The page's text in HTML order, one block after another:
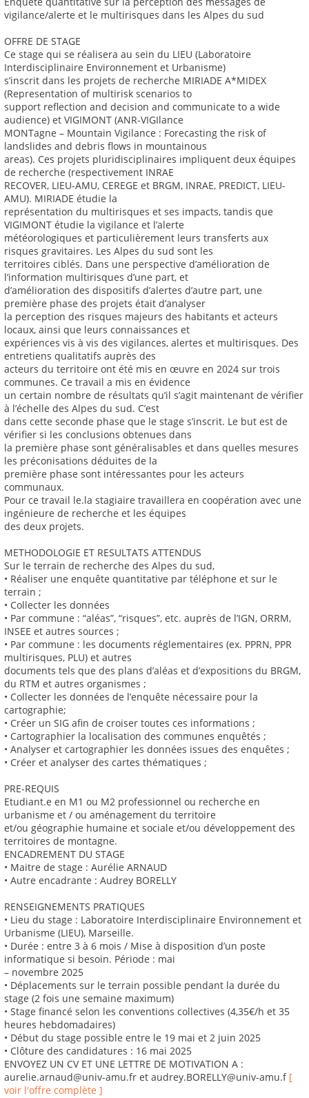
vigilance/alerte et le multirisques dans les Alpes du sud
OFFRE DE STAGE
Ce stage qui se réalisera au sein du LIEU (Laboratoire
Interdisciplinaire Environnement et Urbanisme)
s’inscrit dans les projets de recherche MIRIADE A*MIDEX
(Representation of multirisk scenarios to
support reflection and decision and communicate to a wide
audience) et VIGIMONT (ANR-VIGIlance
MONTagne – Mountain Vigilance : Forecasting the risk of
landslides and debris flows in mountainous
areas). Ces projets pluridisciplinaires impliquent deux équipes
de recherche (respectivement INRAE
RECOVER, LIEU-AMU, CEREGE et BRGM, INRAE, PREDICT, LIEU-
AMU). MIRIADE étudie la
représentation du multirisques et ses impacts, tandis que
VIGIMONT étudie la vigilance et l’alerte
météorologiques et particulièrement leurs transferts aux
risques gravitaires. Les Alpes du sud sont les
territoires ciblés. Dans une perspective d’amélioration de
l’information multirisques d’une part, et
d’amélioration des dispositifs d’alertes d’autre part, une
première phase des projets était d’analyser
la perception des risques majeurs des habitants et acteurs
locaux, ainsi que leurs connaissances et
expériences vis à vis des vigilances, alertes et multirisques. Des
entretiens qualitatifs auprès des
acteurs du territoire ont été mis en œuvre en 2024 sur trois
communes. Ce travail a mis en évidence
un certain nombre de résultats qu’il s’agit maintenant de vérifier
à l’échelle des Alpes du sud. C’est
dans cette seconde phase que le stage s’inscrit. Le but est de
vérifier si les conclusions obtenues dans
la première phase sont généralisables et dans quelles mesures
les préconisations déduites de la
première phase sont intéressantes pour les acteurs
communaux.
Pour ce travail le.la stagiaire travaillera en coopération avec une
ingénieure de recherche et les équipes
des deux projets.
METHODOLOGIE ET RESULTATS ATTENDUS
Sur le terrain de recherche des Alpes du sud,
• Réaliser une enquête quantitative par téléphone et sur le
terrain ;
• Collecter les données
• Par commune : “aléas”, “risques”, etc. auprès de l’IGN, ORRM,
INSEE et autres sources ;
• Par commune : les documents réglementaires (ex. PPRN, PPR
multirisques, PLU) et autres
documents tels que des plans d’aléas et d’expositions du BRGM,
du RTM et autres organismes ;
• Collecter les données de l’enquête nécessaire pour la
cartographie;
• Créer un SIG afin de croiser toutes ces informations ;
• Cartographier la localisation des communes enquêtés ;
• Analyser et cartographier les données issues des enquêtes ;
• Créer et analyser des cartes thématiques ;
PRE-REQUIS
Etudiant.e en M1 ou M2 professionnel ou recherche en
urbanisme et / ou aménagement du territoire
et/ou géographie humaine et sociale et/ou développement des
territoires de montagne.
ENCADREMENT DU STAGE
• Maitre de stage : Aurélie ARNAUD
• Autre encadrante : Audrey BORELLY
RENSEIGNEMENTS PRATIQUES
• Lieu du stage : Laboratoire Interdisciplinaire Environnement et
Urbanisme (LIEU), Marseille.
• Durée : entre 3 à 6 mois / Mise à disposition d’un poste
informatique si besoin. Période : mai
– novembre 2025
• Déplacements sur le terrain possible pendant la durée du
stage (2 fois une semaine maximum)
• Stage financé selon les conventions collectives (4,35€/h et 35
heures hebdomadaires)
• Début du stage possible entre le 19 mai et 2 juin 2025
• Clôture des candidatures : 16 mai 2025
ENVOYEZ UN CV ET UNE LETTRE DE MOTIVATION A :
aurelie.arnaud@univ-amu.fr et audrey.BORELLY@univ-amu.f [
voir l'offre complète ]